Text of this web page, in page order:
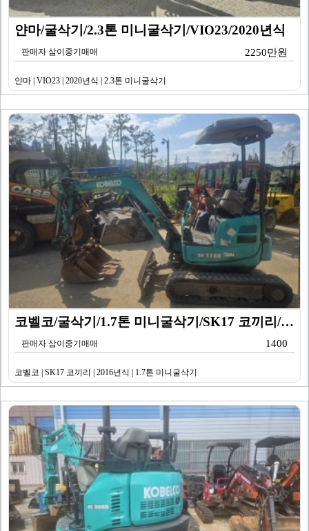
얀마/굴삭기/2.3톤 미니굴삭기/VIO23/2020년식
판매자 삼이중기매매 2250만원
얀마 | VIO23 | 2020년식 | 2.3톤 미니굴삭기
코벨코/굴삭기/1.7톤 미니굴삭기/SK17 코끼리/20…
판매자 삼이중기매매 1400
코벨코 | SK17 코끼리 | 2016년식 | 1.7톤 미니굴삭기